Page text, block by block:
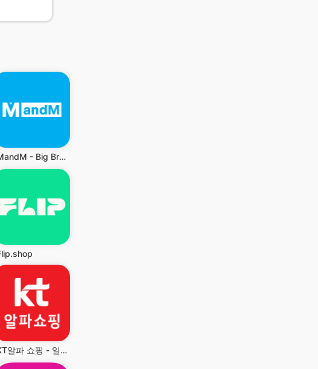
MandM - Big Brands, Low Prices
KT알파 쇼핑 - 일상이 알파가 되는 쇼핑